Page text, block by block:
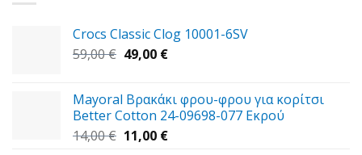
Crocs Classic Clog 10001-6SV
59,00€ Original
59,00 €.
49,00 €Η
είναι:
49,00 €.
Mayoral Βρακάκι φρου-φρου για κορίτσι
Better Cotton 24-09698-077 Εκρού
14,00€ Original
11,00 €Η